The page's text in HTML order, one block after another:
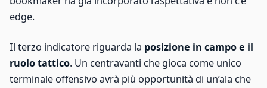
edge.
Il terzo indicatore riguarda la posizione in campo e il
ruolo tattico. Un centravanti che gioca come unico
terminale offensivo avrà più opportunità di un’ala che